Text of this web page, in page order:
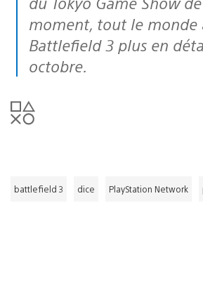
moment, tout le monde
Battlefield 3 plus en
octobre.
battlefield 3 dice PlayStation Network